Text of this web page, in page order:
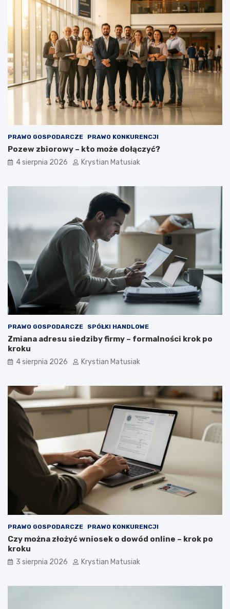
PRAWO GOSPODARCZE PRAWO KONKURENCJI
Pozew zbiorowy – kto może dołączyć?
4 sierpnia 2026 Krystian Matusiak
PRAWO GOSPODARCZE SPÓŁKI HANDLOWE
Zmiana adresu siedziby firmy – formalności krok po
kroku
4 sierpnia 2026 Krystian Matusiak
PRAWO GOSPODARCZE PRAWO KONKURENCJI
Czy można złożyć wniosek o dowód online – krok po
kroku
3 sierpnia 2026 Krystian Matusiak